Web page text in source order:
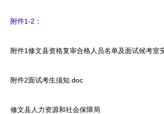
附件1-2：
附件1修文县资格复审合格人员名单及面试候考室
附件2面试考生须知.doc
修文县人力资源和社会保障局